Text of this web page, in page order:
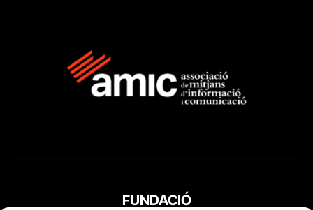
FUNDACIÓ